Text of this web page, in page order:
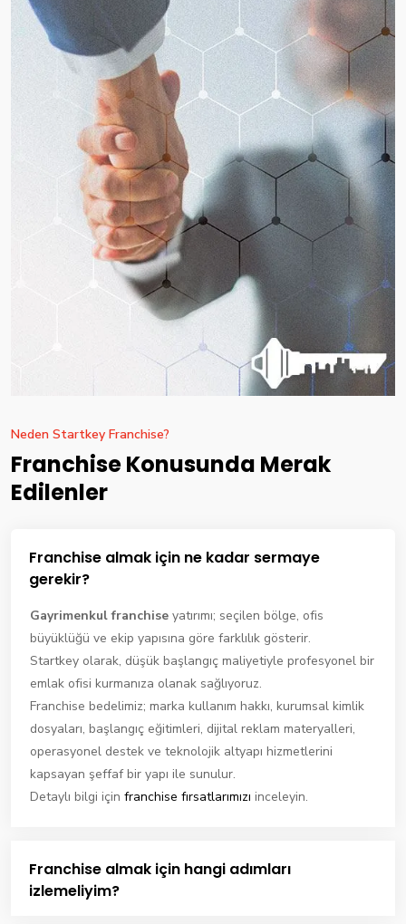
Neden Startkey Franchise?
Franchise Konusunda Merak
Edilenler
Franchise almak için ne kadar sermaye
gerekir?
Gayrimenkul franchise yatırımı; seçilen bölge, ofis
büyüklüğü ve ekip yapısına göre farklılık gösterir.
Startkey olarak, düşük başlangıç maliyetiyle profesyonel bir
emlak ofisi kurmanıza olanak sağlıyoruz.
Franchise bedelimiz; marka kullanım hakkı, kurumsal kimlik
dosyaları, başlangıç eğitimleri, dijital reklam materyalleri,
operasyonel destek ve teknolojik altyapı hizmetlerini
kapsayan şeffaf bir yapı ile sunulur.
Detaylı bilgi için franchise fırsatlarımızı inceleyin.
Franchise almak için hangi adımları
izlemeliyim?